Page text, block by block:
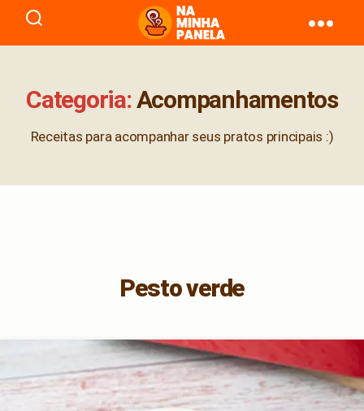
naminhapanela.com
Categoria: Acompanhamentos
Receitas para acompanhar seus pratos principais :)
Pesto verde